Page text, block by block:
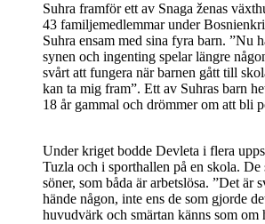
Suhra framför ett av Snaga ženas
43 familjemedlemmar under
Suhra ensam med sina fyra barn. ”Nu
synen och ingenting spelar längre
svårt att fungera när barnen gått till
kan ta mig fram”. Ett av Suhras barn
18 år gammal och drömmer om att bli
Under kriget bodde Devleta i flera
Tuzla och i sporthallen på en skola.
söner, som båda är arbetslösa. ”Det är
hände någon, inte ens de som gjorde
huvudvärk och smärtan känns som